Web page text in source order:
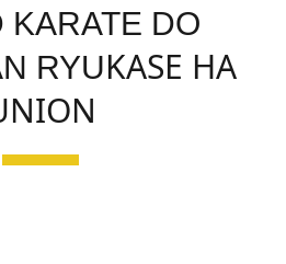
KARATE DO
RYUKASE HA